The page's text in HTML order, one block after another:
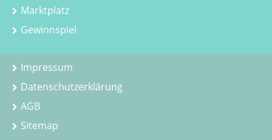
Marktplatz
Gewinnspiel
Impressum
Datenschutzerklärung
AGB
Sitemap